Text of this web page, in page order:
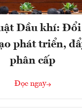
Dầu khí:
phát triển,
phân cấp
Đọc ngay